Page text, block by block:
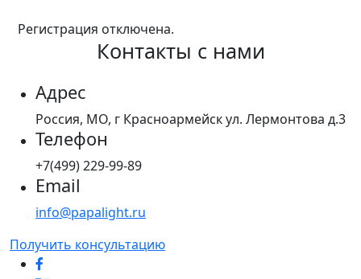
Регистрация отключена.
Контакты с нами
Адрес
Россия, МО, г Красноармейск ул. Лермонтова д.3
Телефон
+7(499) 229-99-89
Email
info@papalight.ru
Получить консультацию